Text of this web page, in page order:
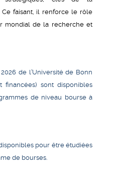
faisant, il renforce le rôle
mondial de la recherche et
de l’Université de Bonn
financées) sont disponibles
de niveau bourse à
pour être étudiées
de bourses.